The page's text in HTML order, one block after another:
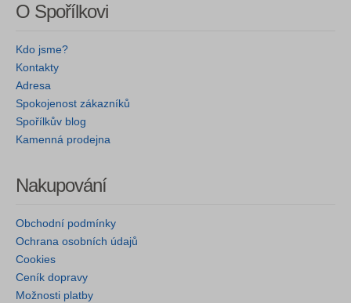
O Spořílkovi
Kdo jsme?
Kontakty
Adresa
Spokojenost zákazníků
Spořílkův blog
Kamenná prodejna
Nakupování
Obchodní podmínky
Ochrana osobních údajů
Cookies
Ceník dopravy
Možnosti platby